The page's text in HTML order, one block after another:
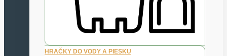
HRAČKY DO VODY A PIESKU